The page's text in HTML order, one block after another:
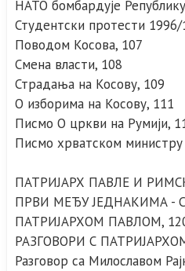
НАТО бомбардује
Студентски протести 1996/
Поводом Косова, 107
Смена власти, 108
Страдања на Косову, 109
О изборима на Косову, 111
Писмо О цркви на Румији,
Писмо хрватском министру
ПАТРИЈАРХ ПАВЛЕ И
ПРВИ МЕЂУ ЈЕДНАКИМА -
ПАТРИЈАРХОМ ПАВЛОМ,
РАЗГОВОРИ С
Разговор са Милославом